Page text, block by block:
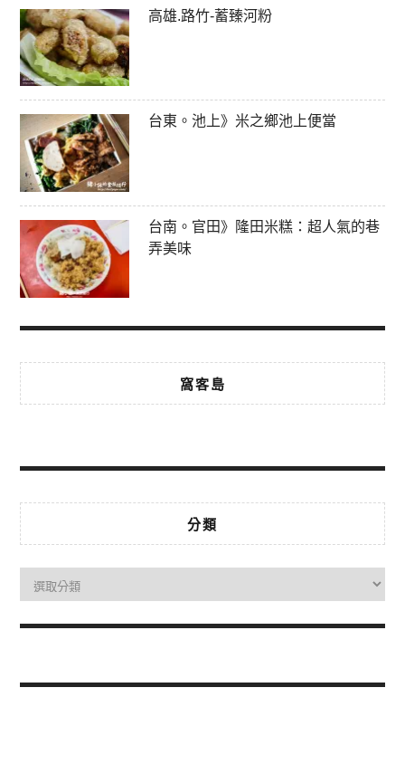
高雄.路竹-蓄臻河粉
台東。池上》米之鄉池上便當
台南。官田》隆田米糕：超人氣的巷
弄美味
窩客島
分類